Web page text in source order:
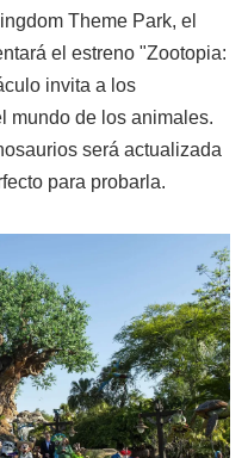
Theme Park, el
el estreno "Zootopia:
invita a los
mundo de los animales.
será actualizada
para probarla.